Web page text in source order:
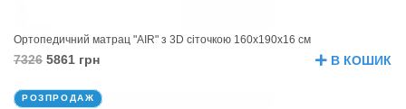
Ортопедичний матрац "AIR" з 3D сіточкою 160х190х16 см
7326 5861 грн В КОШИК
РОЗПРОДАЖ